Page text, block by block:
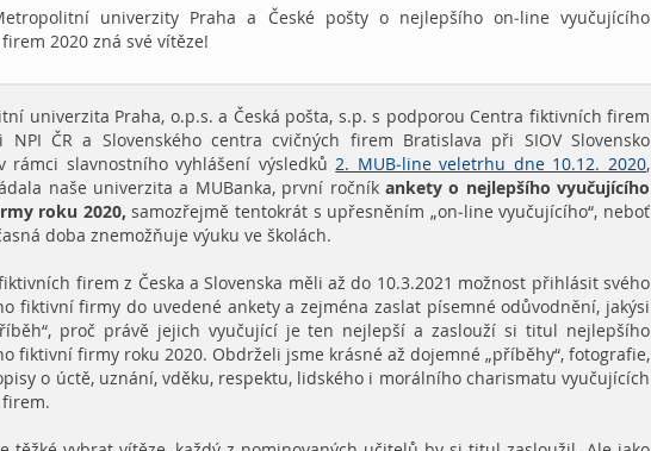
univerzity Praha a České pošty o nejlepšího on-line vyučujícího
2020 zná své vítěze!
univerzita Praha, o.p.s. a Česká pošta, s.p. s podporou Centra fiktivních firem
NPI ČR a Slovenského centra cvičných firem Bratislava při SIOV Slovensko
rámci slavnostního vyhlášení výsledků2. MUB-line veletrhu dne 10.12. 2020,
naše univerzita a MUBanka, první ročník ankety o nejlepšího vyučujícího
roku 2020, samozřejmě tentokrát s upřesněním „on-line vyučujícího“, neboť
doba znemožňuje výuku ve školách.
firem z Česka a Slovenska měli až do 10.3.2021 možnost přihlásit svého
fiktivní firmy do uvedené ankety a zejména zaslat písemné odůvodnění, jakýsi
proč právě jejich vyučující je ten nejlepší a zaslouží si titul nejlepšího
fiktivní firmy roku 2020. Obdrželi jsme krásné až dojemné „příběhy“, fotografie,
o úctě, uznání, vděku, respektu, lidského i morálního charismatu vyučujících